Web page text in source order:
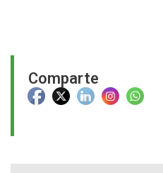
Comparte